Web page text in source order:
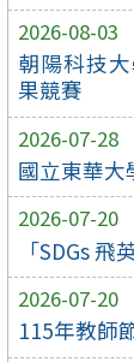
2026-08-03
朝陽科技
果競賽
2026-07-28
國立東華大
2026-07-20
「SDGs
2026-07-20
115年教師